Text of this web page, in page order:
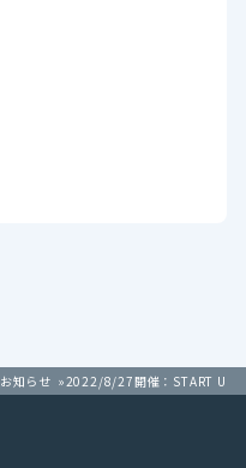
お知らせ 2022/8/27開催：START